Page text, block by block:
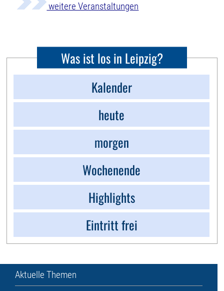
weitere Veranstaltungen
Was ist los in Leipzig?
Kalender
heute
morgen
Wochenende
Highlights
Eintritt frei
Aktuelle Themen